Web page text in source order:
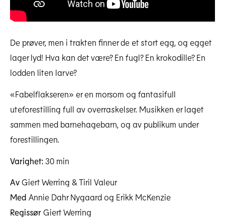
De prøver, men i trakten finner de et stort egg, og egget
lager lyd! Hva kan det være? En fugl? En krokodille? En
lodden liten larve?
«Fabelflakseren» er en morsom og fantasifull
uteforestilling full av overraskelser. Musikken er laget
sammen med barnehagebarn, og av publikum under
forestillingen.
Varighet: 30 min
Av Giert Werring & Tiril Valeur
Med Annie Dahr Nygaard og Erikk McKenzie
Regissør Giert Werring